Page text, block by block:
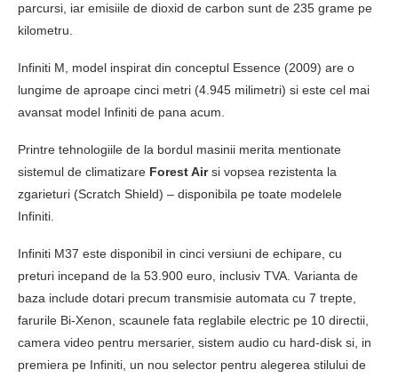
parcursi, iar emisiile de dioxid de carbon sunt de 235 grame pe
kilometru.
Infiniti M, model inspirat din conceptul Essence (2009) are o
lungime de aproape cinci metri (4.945 milimetri) si este cel mai
avansat model Infiniti de pana acum.
Printre tehnologiile de la bordul masinii merita mentionate
sistemul de climatizare Forest Airsi vopsea rezistenta la
zgarieturi (Scratch Shield) – disponibila pe toate modelele
Infiniti.
Infiniti M37 este disponibil in cinci versiuni de echipare, cu
preturi incepand de la 53.900 euro, inclusiv TVA. Varianta de
baza include dotari precum transmisie automata cu 7 trepte,
farurile Bi-Xenon, scaunele fata reglabile electric pe 10 directii,
camera video pentru mersarier, sistem audio cu hard-disk si, in
premiera pe Infiniti, un nou selector pentru alegerea stilului de